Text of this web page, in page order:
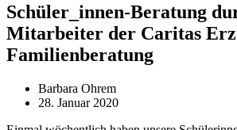
Schüler_innen-Beratung
Mitarbeiter der Caritas
Familienberatung
Barbara Ohrem
28. Januar 2020